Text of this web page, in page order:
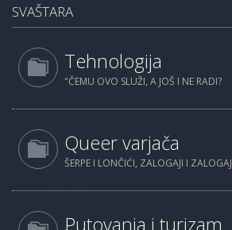
SVAŠTARA
Tehnologija
"ČEMU OVO SLUŽI, A JOŠ I NE RADI?
Queer varjača
ŠERPE I LONČIĆI, ZALOGAJI I
Putovanja i turizam